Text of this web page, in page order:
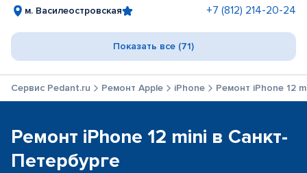
м. Василеостровская +7 (812) 214-20-24
Показать все (71)
Сервис Pedant.ru Ремонт Apple iPhone Ремонт iPhone 12
Ремонт iPhone 12 mini в Санкт-
Петербурге